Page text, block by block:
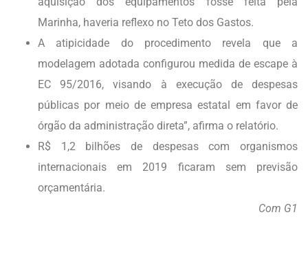
Marinha, haveria reflexo no Teto dos Gastos.
A atipicidade do procedimento revela que a
modelagem adotada configurou medida de escape à
EC 95/2016, visando à execução de despesas
públicas por meio de empresa estatal em favor de
órgão da administração direta”, afirma o relatório.
R$ 1,2 bilhões de despesas com organismos
internacionais em 2019 ficaram sem previsão
orçamentária.
Com G1